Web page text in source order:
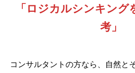
「ロジカルシンキング
考」
コンサルタントの方なら、自然と